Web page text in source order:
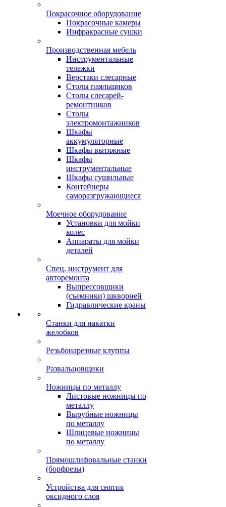
Покрасочное оборудование
Покрасочные камеры
Инфракрасные сушки
Производственная мебель
Инструментальные
тележки
Верстаки слесарные
Столы паяльщиков
Столы слесарей-
ремонтников
Столы
электромонтажников
Шкафы
аккумуляторные
Шкафы вытяжные
Шкафы
инструментальные
Шкафы сушильные
Контейнеры
саморазгружающиеся
Моечное оборудование
Установки для мойки
колес
Аппараты для мойки
деталей
Спец. инструмент для
авторемонта
Выпрессовщики
(съемники) шкворней
Гидравлические краны
Станки для накатки
желобков
Резьбонарезные клуппы
Развальцовщики
Ножницы по металлу
Листовые ножницы по
металлу
Вырубные ножницы
по металлу
Шлицевые ножницы
по металлу
Прямошлифовальные станки
(борфрезы)
Устройства для снятия
оксидного слоя